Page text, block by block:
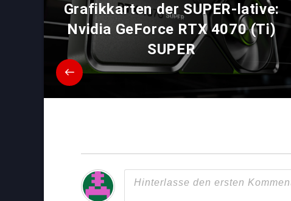
Grafikkarten der SUPER-lative:
Nvidia GeForce RTX 4070 (Ti)
SUPER